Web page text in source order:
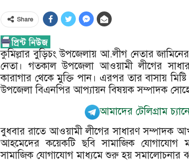
Share
কুমিল্লার বুড়িচং উপজেলায় আ.লীগ নেতার
নেতা। গতকাল উপজেলা আওয়ামী লীগের
কারাগার থেকে মুক্তি পান। এরপর তার বাসায়
উপজেলা বিএনপির আপ্যায়ন বিষয়ক সম্পাদক
আমাদের টেলিগ্রাম
বুধবার রাতে আওয়ামী লীগের সাধারণ সম্পাদক
আহমেদের কয়েকটি ছবি সামাজিক যোগাযোগ
সামাজিক যোগাযোগ মাধ্যমে শুরু হয় সমালোচনার